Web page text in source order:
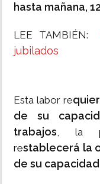
hasta mañana,
LEE
jubilados
Esta labor re
de su
trabajos, la
restablecerá la
de su